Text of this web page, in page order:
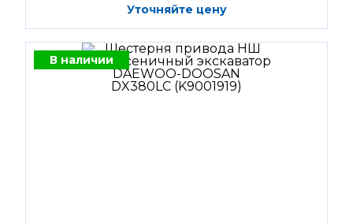
Уточняйте цену
В наличии